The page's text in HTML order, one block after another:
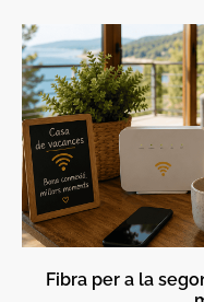
Fibra per a la